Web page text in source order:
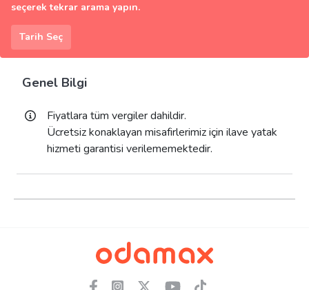
seçerek tekrar arama yapın.
Tarih Seç
Genel Bilgi
Fiyatlara tüm vergiler dahildir.
Ücretsiz konaklayan misafirlerimiz için ilave yatak
hizmeti garantisi verilememektedir.